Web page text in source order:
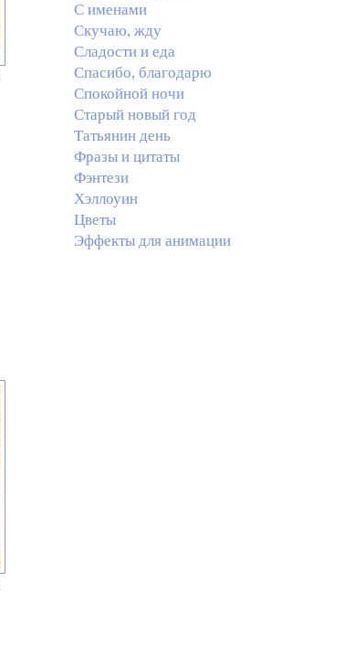
С именами
Скучаю, жду
Сладости и еда
Спасибо, благодарю
Спокойной ночи
Старый новый год
Татьянин день
Фразы и цитаты
Фэнтези
Хэллоуин
Цветы
Эффекты для анимации